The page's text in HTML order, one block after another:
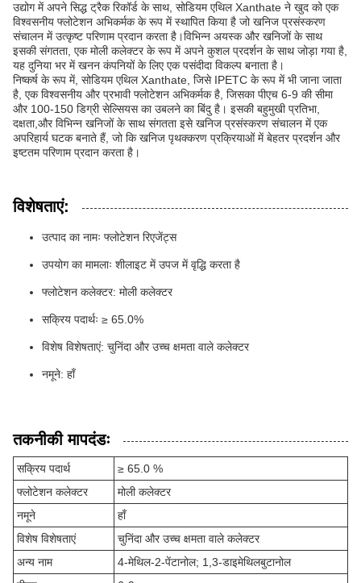
उद्योग में अपने सिद्ध ट्रैक रिकॉर्ड के साथ, सोडियम एथिल Xanthate ने खुद को एक
विश्वसनीय फ्लोटेशन अभिकर्मक के रूप में स्थापित किया है जो खनिज प्रसंस्करण
संचालन में उत्कृष्ट परिणाम प्रदान करता है।विभिन्न अयस्क और खनिजों के साथ
इसकी संगतता, एक मोली कलेक्टर के रूप में अपने कुशल प्रदर्शन के साथ जोड़ा गया है,
यह दुनिया भर में खनन कंपनियों के लिए एक पसंदीदा विकल्प बनाता है।
निष्कर्ष के रूप में, सोडियम एथिल Xanthate, जिसे IPETC के रूप में भी जाना जाता
है, एक विश्वसनीय और प्रभावी फ्लोटेशन अभिकर्मक है, जिसका पीएच 6-9 की सीमा
और 100-150 डिग्री सेल्सियस का उबलने का बिंदु है। इसकी बहुमुखी प्रतिभा,
दक्षता,और विभिन्न खनिजों के साथ संगतता इसे खनिज प्रसंस्करण संचालन में एक
अपरिहार्य घटक बनाते हैं, जो कि खनिज पृथक्करण प्रक्रियाओं में बेहतर प्रदर्शन और
इष्टतम परिणाम प्रदान करता है।
विशेषताएं:
उत्पाद का नामः फ्लोटेशन रिएजेंट्स
उपयोग का मामलाः शीलाइट में उपज में वृद्धि करता है
फ्लोटेशन कलेक्टर: मोली कलेक्टर
सक्रिय पदार्थः ≥ 65.0%
विशेष विशेषताएं: चुनिंदा और उच्च क्षमता वाले कलेक्टर
नमूने: हाँ
तकनीकी मापदंडः
सक्रिय पदार्थ
≥ 65.0 %
फ्लोटेशन कलेक्टर
मोली कलेक्टर
नमूने
हाँ
विशेष विशेषताएं
चुनिंदा और उच्च क्षमता वाले कलेक्टर
अन्य नाम
4-मेथिल-2-पेंटानोल; 1,3-डाइमेथिलबुटानोल